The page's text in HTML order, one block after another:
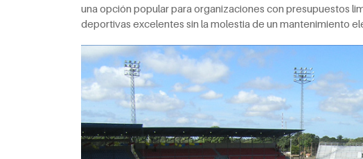
una opción popular para organizaciones con presupuestos
deportivas excelentes sin la molestia de un mantenimiento